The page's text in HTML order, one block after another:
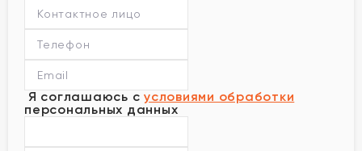
Я соглашаюсь с условиями обработки
персональных данных